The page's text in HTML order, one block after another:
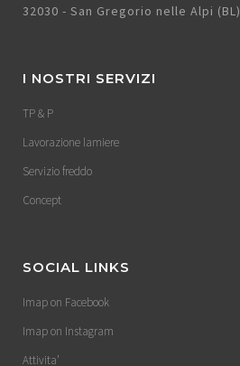
32030 - San Gregorio nelle Alpi (BL)
I NOSTRI SERVIZI
TP & P
Lavorazione lamiere
Servizio freddo
Concept
SOCIAL LINKS
Imap on Facebook
Imap on Instagram
Attivita’